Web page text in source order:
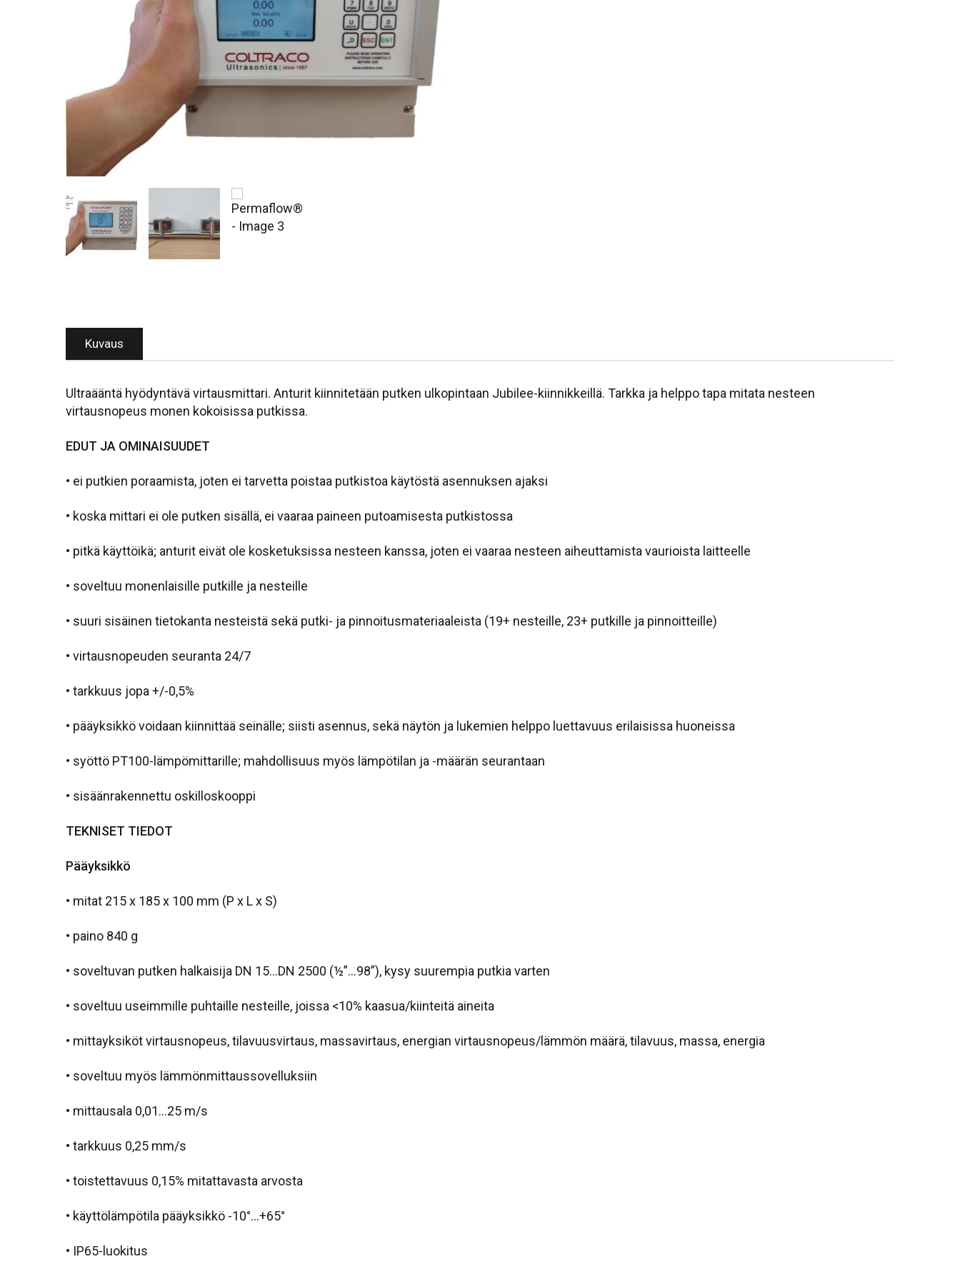
Kuvaus
Ultraääntä hyödyntävä virtausmittari. Anturit kiinnitetään putken ulkopintaan Jubilee-kiinnikkeillä. Tarkka ja helppo tapa mitata nesteen
virtausnopeus monen kokoisissa putkissa.
EDUT JA OMINAISUUDET
• ei putkien poraamista, joten ei tarvetta poistaa putkistoa käytöstä asennuksen ajaksi
• koska mittari ei ole putken sisällä, ei vaaraa paineen putoamisesta putkistossa
• pitkä käyttöikä; anturit eivät ole kosketuksissa nesteen kanssa, joten ei vaaraa nesteen aiheuttamista vaurioista laitteelle
• soveltuu monenlaisille putkille ja nesteille
• suuri sisäinen tietokanta nesteistä sekä putki- ja pinnoitusmateriaaleista (19+ nesteille, 23+ putkille ja pinnoitteille)
• virtausnopeuden seuranta 24/7
• tarkkuus jopa +/-0,5%
• pääyksikkö voidaan kiinnittää seinälle; siisti asennus, sekä näytön ja lukemien helppo luettavuus erilaisissa huoneissa
• syöttö PT100-lämpömittarille; mahdollisuus myös lämpötilan ja -määrän seurantaan
• sisäänrakennettu oskilloskooppi
TEKNISET TIEDOT
Pääyksikkö
• mitat 215 x 185 x 100 mm (P x L x S)
• paino 840 g
• soveltuvan putken halkaisija DN 15…DN 2500 (½”…98”), kysy suurempia putkia varten
• soveltuu useimmille puhtaille nesteille, joissa <10% kaasua/kiinteitä aineita
• mittayksiköt virtausnopeus, tilavuusvirtaus, massavirtaus, energian virtausnopeus/lämmön määrä, tilavuus, massa, energia
• soveltuu myös lämmönmittaussovelluksiin
• mittausala 0,01…25 m/s
• tarkkuus 0,25 mm/s
• toistettavuus 0,15% mitattavasta arvosta
• käyttölämpötila pääyksikkö -10°…+65°
• IP65-luokitus